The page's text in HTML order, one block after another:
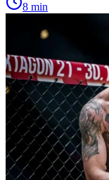
8 min